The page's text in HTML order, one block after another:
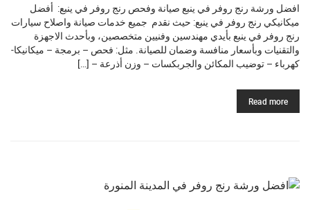
افضل ورشة رنج روفر في ينبع صيانة وفحص رنج روفر في ينبع: أفضل
ميكانيكي رنج روفر في ينبع: حيث نقدم جميع خدمات صيانة واصلاح سيارات
رنج روفر في ينبع بأيدي مهندسين وفنيين متخصصين، وبأحدث الاجهزة
والتقنيات وبأسعار منافسة وضمان للصيانة. مثل: فحص – برمجة – ميكانيكا-
كهرباء – توضيب المكائن والجربكسات – وزن أذرعة – […]
Read more